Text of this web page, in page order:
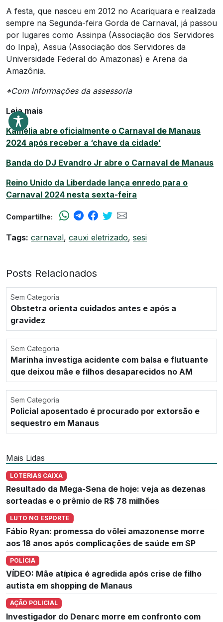
A festa, que nasceu em 2012 no Acariquara e realizada
sempre na Segunda-feira Gorda de Carnaval, já passou
por lugares como Assinpa (Associação dos Servidores
do Inpa), Assua (Associação dos Servidores da
Universidade Federal do Amazonas) e Arena da
Amazônia.
*Com informações da assessoria
Leia mais
Kamélia abre oficialmente o Carnaval de Manaus
2024 após receber a ‘chave da cidade’
Banda do DJ Evandro Jr abre o Carnaval de Manaus
Reino Unido da Liberdade lança enredo para o
Carnaval 2024 nesta sexta-feira
Compartilhe:
Tags: carnaval, cauxi eletrizado, sesi
Posts Relacionados
Sem Categoria
Obstetra orienta cuidados antes e após a
gravidez
Sem Categoria
Marinha investiga acidente com balsa e flutuante
que deixou mãe e filhos desaparecidos no AM
Sem Categoria
Policial aposentado é procurado por extorsão e
sequestro em Manaus
Mais Lidas
LOTERIAS CAIXA
Resultado da Mega-Sena de hoje: veja as dezenas
sorteadas e o prêmio de R$ 78 milhões
LUTO NO ESPORTE
Fábio Ryan: promessa do vôlei amazonense morre
aos 18 anos após complicações de saúde em SP
POLÍCIA
VÍDEO: Mãe atípica é agredida após crise de filho
autista em shopping de Manaus
AÇÃO POLICIAL
Investigador do Denarc morre em confronto com